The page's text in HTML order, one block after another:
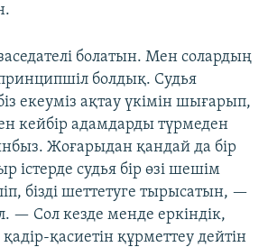
болатын. Мен солардың
принципшіл болдық. Судья
екеуміз ақтау үкімін шығарып,
кейбір адамдарды түрмеден
Жоғарыдан қандай да бір
істерде судья бір өзі шешім
бізді шеттетуге тырысатын, —
— Сол кезде менде еркіндік,
қасиетін құрметтеу дейтін